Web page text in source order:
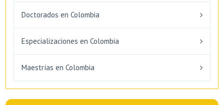
Doctorados en Colombia
Especializaciones en Colombia
Maestrías en Colombia